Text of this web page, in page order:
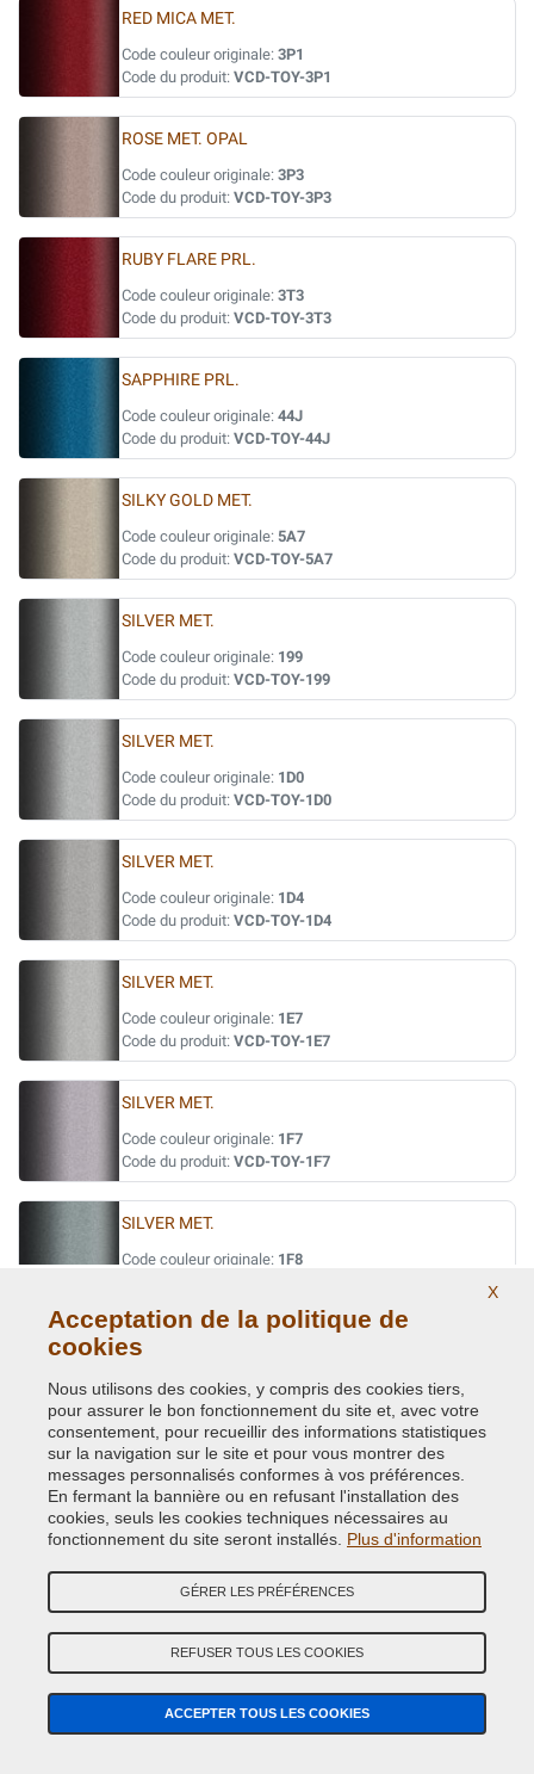
RED MICA MET.
Code couleur originale: 3P1
Code du produit: VCD-TOY-3P1
ROSE MET. OPAL
Code couleur originale: 3P3
Code du produit: VCD-TOY-3P3
RUBY FLARE PRL.
Code couleur originale: 3T3
Code du produit: VCD-TOY-3T3
SAPPHIRE PRL.
Code couleur originale: 44J
Code du produit: VCD-TOY-44J
SILKY GOLD MET.
Code couleur originale: 5A7
Code du produit: VCD-TOY-5A7
SILVER MET.
Code couleur originale: 199
Code du produit: VCD-TOY-199
SILVER MET.
Code couleur originale: 1D0
Code du produit: VCD-TOY-1D0
SILVER MET.
Code couleur originale: 1D4
Code du produit: VCD-TOY-1D4
SILVER MET.
Code couleur originale: 1E7
Code du produit: VCD-TOY-1E7
SILVER MET.
Code couleur originale: 1F7
Code du produit: VCD-TOY-1F7
SILVER MET.
Code couleur originale: 1F8
SILVER MET. / TARO ( = TOY-147 )
Code couleur originale:
Code du produit: VCD-TOY-8T7
SILVER/SHIMMERING SILVER MET.
Code couleur originale:1L0
Code du produit:VCD-TOY-1L0
STEALTH MET.
Code du produit: VCD-TOY-41W
STRONG BLUE MET.
X
Acceptation de la politique de
cookies
Nous utilisons des cookies, y compris des cookies tiers,
pour assurer le bon fonctionnement du site et, avec votre
consentement, pour recueillir des informations statistiques
sur la navigation sur le site et pour vous montrer des
messages personnalisés conformes à vos préférences.
En fermant la bannière ou en refusant l'installation des
cookies, seuls les cookies techniques nécessaires au
fonctionnement du site seront installés. Plus d'information
GÉRER LES PRÉFÉRENCES
REFUSER TOUS LES COOKIES
ACCEPTER TOUS LES COOKIES